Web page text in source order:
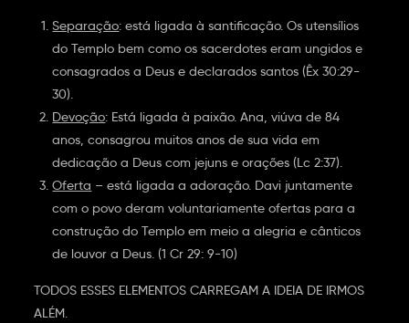
Separação: está ligada à santificação. Os utensílios
do Templo bem como os sacerdotes eram ungidos e
consagrados a Deus e declarados santos (Êx 30:29-
30).
Devoção: Está ligada à paixão. Ana, viúva de 84
anos, consagrou muitos anos de sua vida em
dedicação a Deus com jejuns e orações (Lc 2:37).
Oferta – está ligada a adoração. Davi juntamente
com o povo deram voluntariamente ofertas para a
construção do Templo em meio a alegria e cânticos
de louvor a Deus. (1 Cr 29: 9-10)
TODOS ESSES ELEMENTOS CARREGAM A IDEIA DE IRMOS
ALÉM.